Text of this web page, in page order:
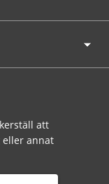
att
annat